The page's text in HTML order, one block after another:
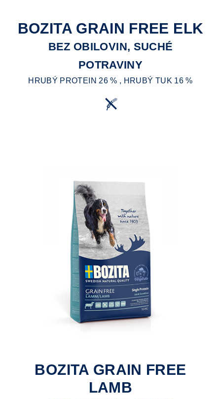
BOZITA GRAIN FREE ELK
BEZ OBILOVIN, SUCHÉ
POTRAVINY
HRUBÝ PROTEIN 26 % , HRUBÝ TUK 16 %
BOZITA GRAIN FREE
LAMB